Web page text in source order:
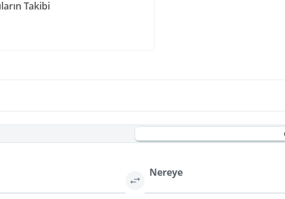
Takibi
Nereye